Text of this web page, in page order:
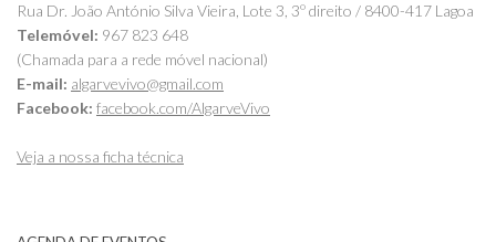
Rua Dr. João António Silva Vieira, Lote 3, 3º direito / 8400-417 Lagoa
Telemóvel: 967 823 648
(Chamada para a rede móvel nacional)
E-mail: algarvevivo@gmail.com
Facebook: facebook.com/AlgarveVivo
Veja a nossa ficha técnica